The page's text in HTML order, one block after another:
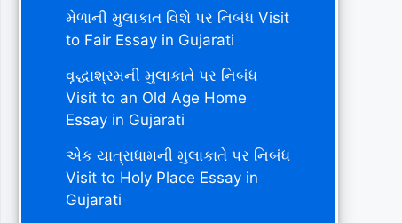
મેળાની મુલાકાત વિશે પર નિબંધ Visit
to Fair Essay in Gujarati
વૃદ્ધાશ્રમની મુલાકાતે પર નિબંધ
Visit to an Old Age Home
Essay in Gujarati
એક યાત્રાધામની મુલાકાતે પર નિબંધ
Visit to Holy Place Essay in
Gujarati